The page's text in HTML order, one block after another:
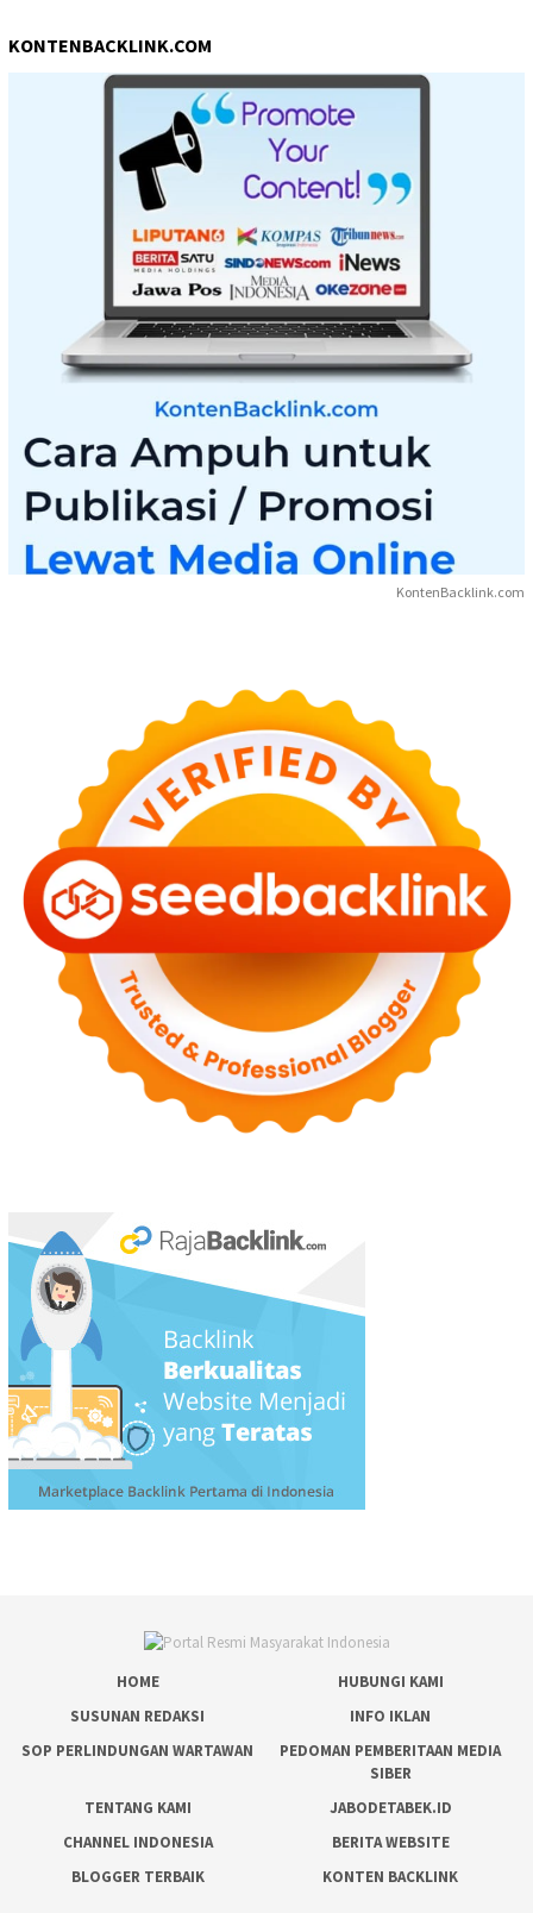
KONTENBACKLINK.COM
KontenBacklink.com
HOME
HUBUNGI KAMI
SUSUNAN REDAKSI
INFO IKLAN
SOP PERLINDUNGAN WARTAWAN
PEDOMAN PEMBERITAAN MEDIA
SIBER
TENTANG KAMI
JABODETABEK.ID
CHANNEL INDONESIA
BERITA WEBSITE
BLOGGER TERBAIK
KONTEN BACKLINK